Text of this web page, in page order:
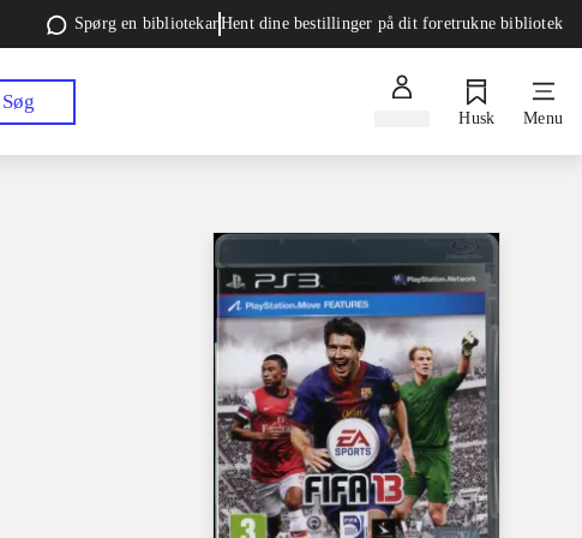
Spørg en bibliotekarHent dine bestillinger på dit foretrukne bibliotek
Søg
Husk Menu